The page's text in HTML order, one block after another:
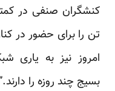
کنشگران صنفی در
تن را برای حضور در
امروز نیز به یاری
بسیج چند روزه را